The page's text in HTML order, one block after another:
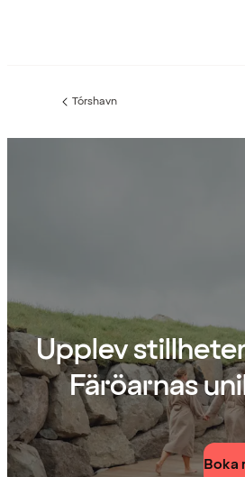
Föregående
Tórshavn
Upplev
Färöarnas
Boka